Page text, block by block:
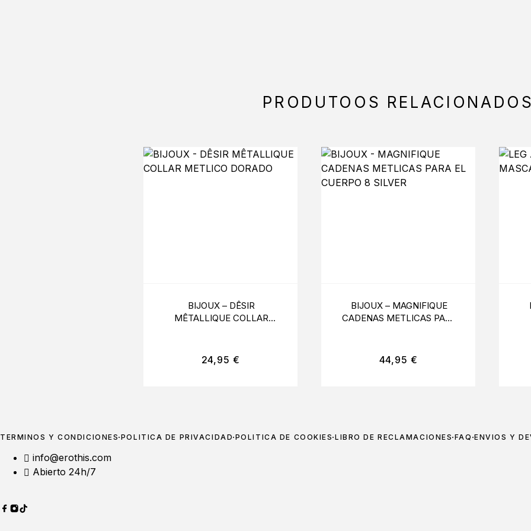
PRODUTOOS
BIJOUX – DÊSIR
MÊTALLIQUE COLLAR
24,95 €
BIJOUX – MAGNIFIQUE
CADENAS METLICAS PARA
44,95 €
TÉRMINOS Y CONDICIONES POLÍTICA DE PRIVACIDAD POLÍTICA DE COOKIES LIBRO DE RECLAMACIONES FAQ ENVÍOS Y
info@erothis.com
Abierto 24h/7